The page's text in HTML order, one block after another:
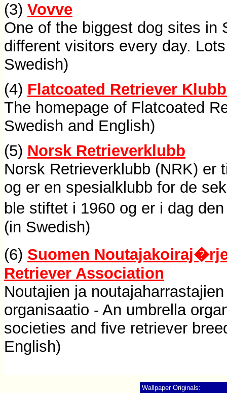
(3) Vovve
One of the biggest dog sites in
different visitors every day.
Swedish)
(4) Flatcoated Retriever
The homepage of Flatcoated
Swedish and English)
(5) Norsk Retrieverklubb
Norsk Retrieverklubb (NRK) er
og er en spesialklubb for de
ble stiftet i 1960 og er i dag
(in Swedish)
(6) Suomen
Retriever Association
Noutajien ja
organisaatio - An umbrella
societies and five retriever
English)
Wallpaper Originals: